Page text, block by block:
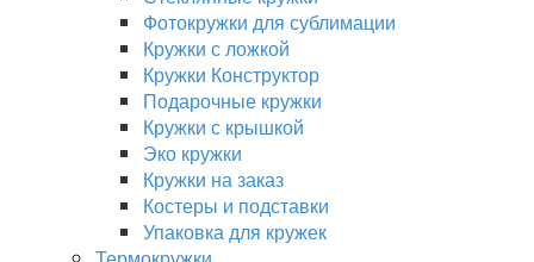
Фотокружки для сублимации
Кружки с ложкой
Кружки Конструктор
Подарочные кружки
Кружки с крышкой
Эко кружки
Кружки на заказ
Костеры и подставки
Упаковка для кружек